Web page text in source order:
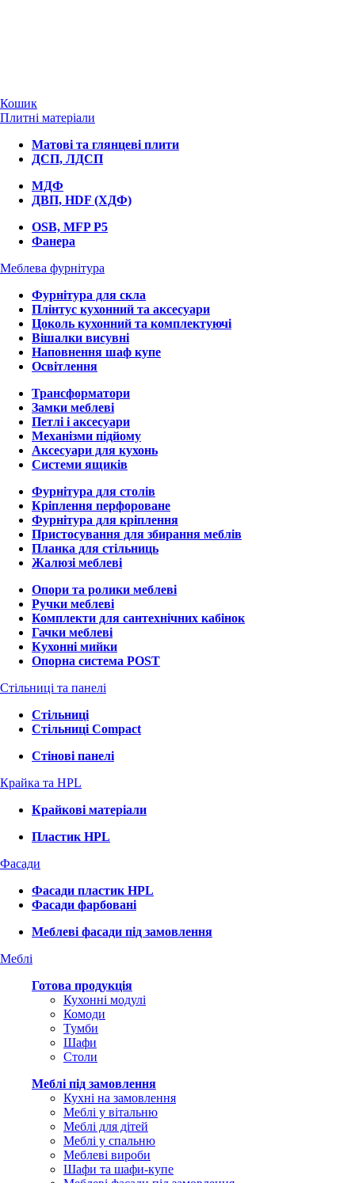
Кошик
Плитні матеріали
Матові та глянцеві плити
ДСП, ЛДСП
МДФ
ДВП, HDF (ХДФ)
OSB, MFP P5
Фанера
Меблева фурнітура
Фурнітура для скла
Плінтус кухонний та аксесуари
Цоколь кухонний та комплектуючі
Вішалки висувні
Наповнення шаф купе
Освітлення
Трансформатори
Замки меблеві
Петлі і аксесуари
Механізми підйому
Аксесуари для кухонь
Системи ящиків
Фурнітура для столів
Кріплення перфороване
Фурнітура для кріплення
Пристосування для збирання меблів
Планка для стільниць
Жалюзі меблеві
Опори та ролики меблеві
Ручки меблеві
Комплекти для сантехнічних кабінок
Гачки меблеві
Кухонні мийки
Опорна система POST
Стільниці та панелі
Стільниці
Стільниці Compact
Стінові панелі
Крайка та HPL
Крайкові матеріали
Пластик HPL
Фасади
Фасади пластик HPL
Фасади фарбовані
Меблеві фасади під замовлення
Меблі
Готова продукція
Кухонні модулі
Комоди
Тумби
Шафи
Столи
Меблі під замовлення
Кухні на замовлення
Меблі у вітальню
Меблі для дітей
Меблі у спальню
Меблеві вироби
Шафи та шафи-купе